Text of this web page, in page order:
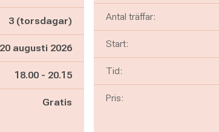
3 (torsdagar)
20 augusti 2026
Pågår mellan
18.00 - och
20.15
Gratis
Antal träffar:
Start:
Tid:
Pris: